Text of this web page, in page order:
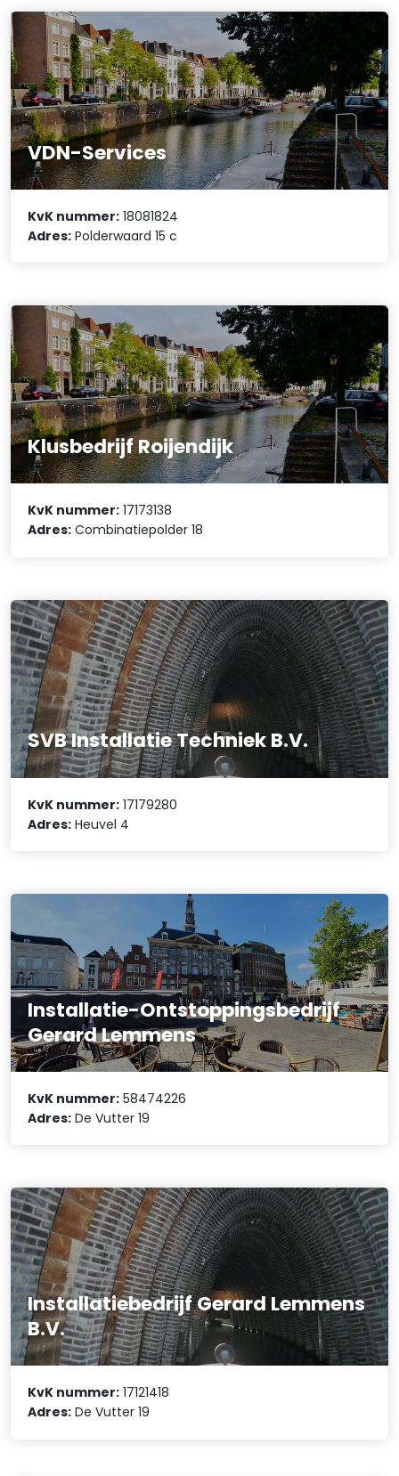
VDN-Services
KvK nummer: 18081824
Adres: Polderwaard 15 c
Klusbedrijf Roijendijk
KvK nummer: 17173138
Adres: Combinatiepolder 18
SVB Installatie Techniek B.V.
KvK nummer: 17179280
Adres: Heuvel 4
Installatie-Ontstoppingsbedrijf
Gerard Lemmens
KvK nummer: 58474226
Adres: De Vutter 19
Installatiebedrijf Gerard Lemmens
B.V.
KvK nummer: 17121418
Adres: De Vutter 19